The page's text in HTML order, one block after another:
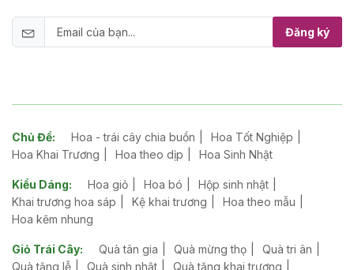
Đăng ký
Chủ Đề: Hoa - trái cây chia buồn
Hoa Tốt Nghiệp
Hoa Khai Trương
Hoa theo dịp Hoa Sinh Nhật
Kiểu Dáng: Hoa giỏ Hoa bó
Hộp sinh nhật
Khai trương hoa sáp
Kệ khai trương
Hoa theo mẫu
Hoa kẽm nhung
Giỏ Trái Cây: Quà tân gia Quà mừng thọ
Quà tri ân
Quà tặng lễ
Quà sinh nhật
Quà tặng khai trương